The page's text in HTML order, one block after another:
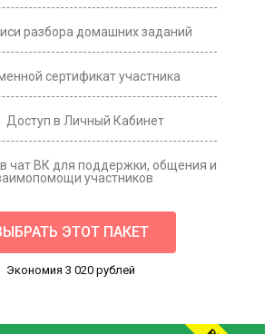
разбора домашних заданий
сертификат участника
Доступ в Личный Кабинет
чат ВК для поддержки, общения и
участников
ЭТОТ ПАКЕТ
Экономия 3 020 рублей